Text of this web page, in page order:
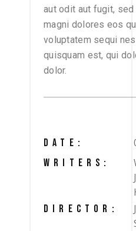
aut odit aut fugit,
magni dolores eos
voluptatem sequi
quisquam est, qui
dolor.
DATE:
WRITERS:
DIRECTOR: